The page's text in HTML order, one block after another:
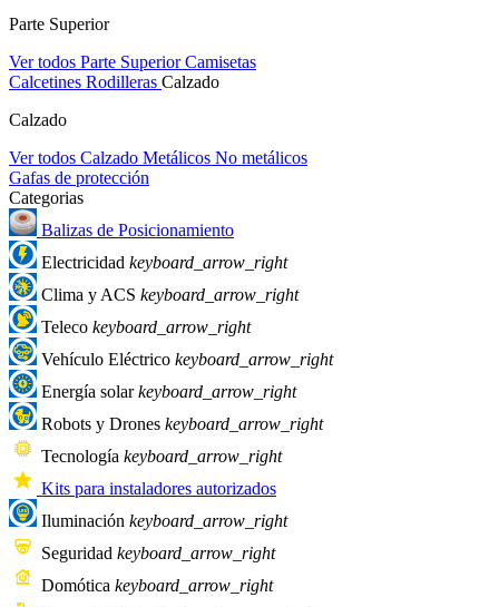
Parte Superior
Ver todos Parte SuperiorCamisetas
Calcetines Rodilleras Calzado
Calzado
Ver todos Calzado Metálicos No metálicos
Gafas de protección
Categorias
Balizas de Posicionamiento
Electricidad keyboard_arrow_right
Clima y ACS keyboard_arrow_right
Teleco keyboard_arrow_right
Vehículo Eléctrico keyboard_arrow_right
Energía solarkeyboard_arrow_right
Robots y Drones keyboard_arrow_right
Tecnología keyboard_arrow_right
Kits para instaladores autorizados
Iluminación keyboard_arrow_right
Seguridad keyboard_arrow_right
Domótica keyboard_arrow_right